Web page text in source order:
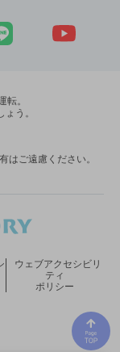
転。
う。
はご遠慮ください。
ウェブアクセシビリ
ティ
ポリシー
ウィンドウで開く